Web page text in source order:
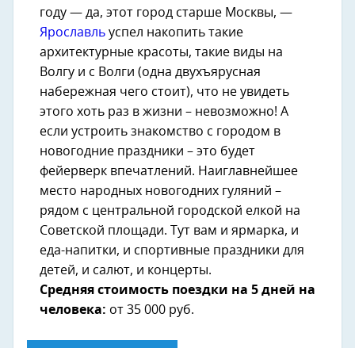
году — да, этот город старше Москвы, —
Ярославль успел накопить такие
архитектурные красоты, такие виды на
Волгу и с Волги (одна двухъярусная
набережная чего стоит), что не увидеть
этого хоть раз в жизни – невозможно! А
если устроить знакомство с городом в
новогодние праздники – это будет
фейерверк впечатлений. Наиглавнейшее
место народных новогодних гуляний –
рядом с центральной городской елкой на
Советской площади. Тут вам и ярмарка, и
еда-напитки, и спортивные праздники для
детей, и салют, и концерты.
Средняя стоимость поездки на 5 дней на
человека: от 35 000 руб.